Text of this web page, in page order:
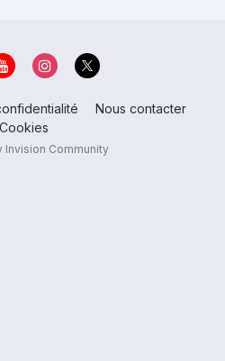
Nous contacter
Cookies
Invision Community